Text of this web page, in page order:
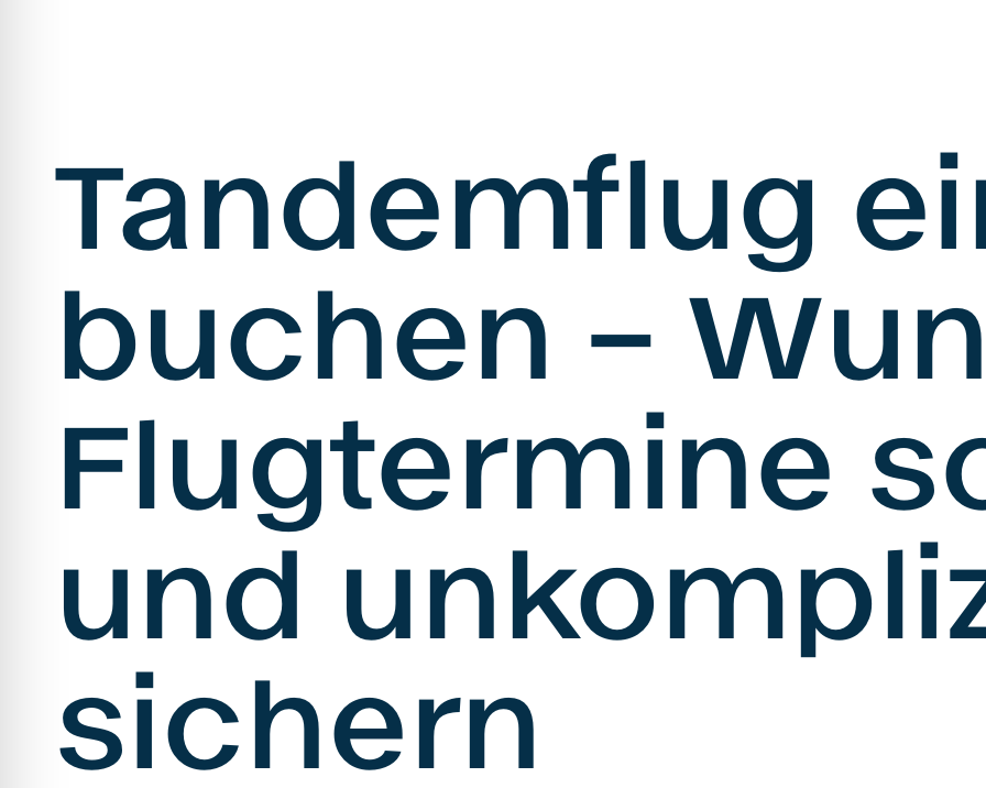
Tandemflug
buchen –
Flugtermine
und
sichern